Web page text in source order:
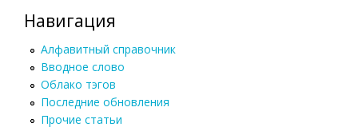
Навигация
Алфавитный справочник
Вводное слово
Облако тэгов
Последние обновления
Прочие статьи